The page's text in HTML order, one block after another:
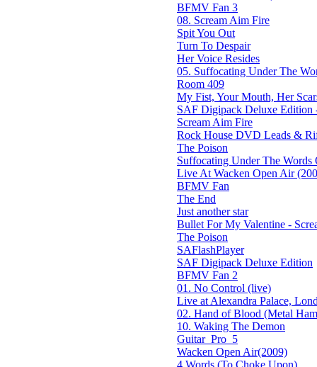
BFMV Fan 3
08. Scream Aim Fire
Spit You Out
Turn To Despair
Her Voice Resides
05. Suffocating Under The
Room 409
My Fist, Your Mouth, Her
SAF Digipack Deluxe Edition
Scream Aim Fire
Rock House DVD Leads &
The Poison
Suffocating Under The Words
Live At Wacken Open Air
BFMV Fan
The End
Just another star
Bullet For My Valentine -
The Poison
SAFlashPlayer
SAF Digipack Deluxe Edition
BFMV Fan 2
01. No Control (live)
Live at Alexandra Palace,
02. Hand of Blood (Metal
10. Waking The Demon
Guitar_Pro_5
Wacken Open Air(2009)
4 Words (To Choke Upon)